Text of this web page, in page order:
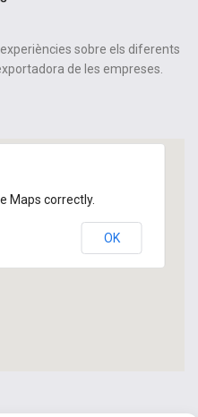
sobre els diferents
de les empreses.
Maps correctly.
OK